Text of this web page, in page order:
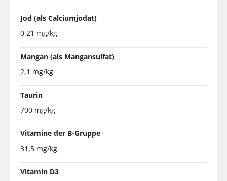
Jod (als Calciumjodat)
0,21 mg/kg
Mangan (als Mangansulfat)
2,1 mg/kg
Taurin
700 mg/kg
Vitamine der B-Gruppe
31,5 mg/kg
Vitamin D3